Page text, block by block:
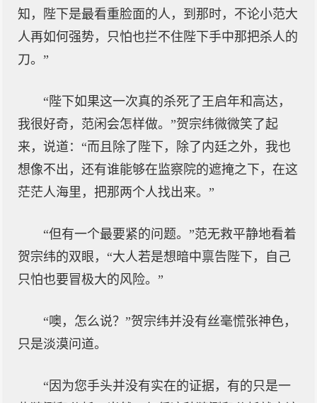
知，陛下是最看重脸面的人，到那时，不论小范大
人再如何强势，只怕也拦不住陛下手中那把杀人的
刀。”
“陛下如果这一次真的杀死了王启年和高达，
我很好奇，范闲会怎样做。”贺宗纬微微笑了起
来，说道：“而且除了陛下，除了内廷之外，我也
想像不出，还有谁能够在监察院的遮掩之下，在这
茫茫人海里，把那两个人找出来。”
“但有一个最要紧的问题。”范无救平静地看着
贺宗纬的双眼，“大人若是想暗中禀告陛下，自己
只怕也要冒极大的风险。”
“噢，怎么说？”贺宗纬并没有丝毫慌张神色，
只是淡漠问道。
“因为您手头并没有实在的证据，有的只是一